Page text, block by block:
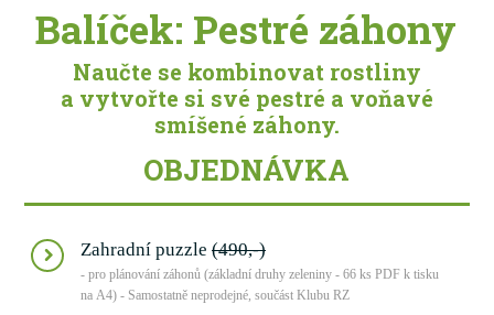
Balíček: Pestré záhony
Naučte se kombinovat rostliny
a vytvořte si své pestré a voňavé
smíšené záhony.
OBJEDNÁVKA
Zahradní puzzle (490,-)
- pro plánování záhonů (základní druhy zeleniny - 66 ks PDF k tisku
na A4) - Samostatně neprodejné, součást Klubu RZ